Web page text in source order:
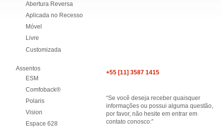
Abertura Reversa
Aplicada no Recesso
Móvel
Livre
Customizada
Assentos
ESM
Comfoback®
Polaris
Vision
Espace 628
+55 [11] 3587 1415
“Se você deseja receber quaisquer
informações ou possui alguma questão,
por favor, não hesite em entrar em
contato conosco:”